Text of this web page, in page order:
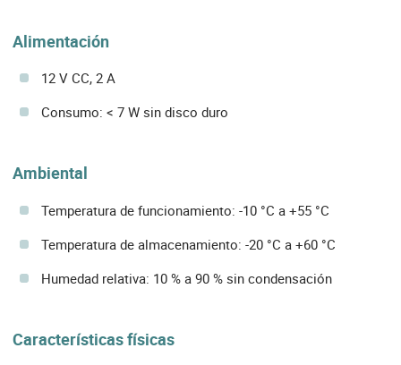
Alimentación
12 V CC, 2 A
Consumo: < 7 W sin disco duro
Ambiental
Temperatura de funcionamiento: -10 °C a +55 °C
Temperatura de almacenamiento: -20 °C a +60 °C
Humedad relativa: 10 % a 90 % sin condensación
Características físicas